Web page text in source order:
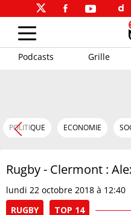
Podcasts Grille
POLITIQUE ECONOMIE
Rugby - Clermont :
lundi 22 octobre 2018 à 12:40
RUGBY
TOP 14